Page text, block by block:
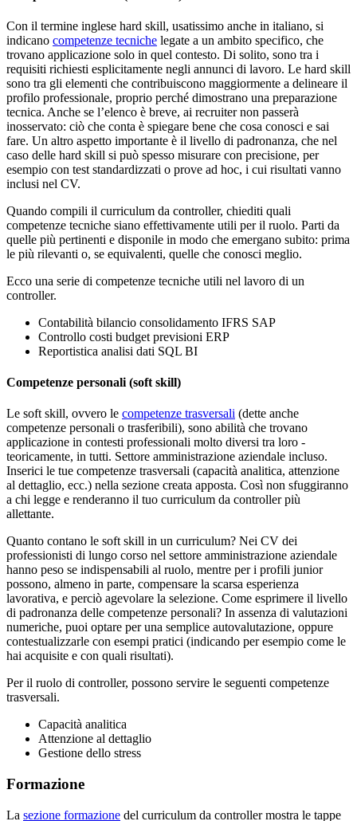
Con il termine inglese hard skill, usatissimo anche in italiano, si
indicano competenze tecniche legate a un ambito specifico, che
trovano applicazione solo in quel contesto. Di solito, sono tra i
requisiti richiesti esplicitamente negli annunci di lavoro. Le hard skill
sono tra gli elementi che contribuiscono maggiormente a delineare il
profilo professionale, proprio perché dimostrano una preparazione
tecnica. Anche se l’elenco è breve, ai recruiter non passerà
inosservato: ciò che conta è spiegare bene che cosa conosci e sai
fare. Un altro aspetto importante è il livello di padronanza, che nel
caso delle hard skill si può spesso misurare con precisione, per
esempio con test standardizzati o prove ad hoc, i cui risultati vanno
inclusi nel CV.
Quando compili il curriculum da controller, chiediti quali
competenze tecniche siano effettivamente utili per il ruolo. Parti da
quelle più pertinenti e disponile in modo che emergano subito: prima
le più rilevanti o, se equivalenti, quelle che conosci meglio.
Ecco una serie di competenze tecniche utili nel lavoro di un
controller.
Contabilità bilancio consolidamento IFRS SAP
Controllo costi budget previsioni ERP
Reportistica analisi dati SQL BI
Competenze personali (soft skill)
Le soft skill, ovvero le competenze trasversali (dette anche
competenze personali o trasferibili), sono abilità che trovano
applicazione in contesti professionali molto diversi tra loro -
teoricamente, in tutti. Settore amministrazione aziendale incluso.
Inserici le tue competenze trasversali (capacità analitica, attenzione
al dettaglio, ecc.) nella sezione creata apposta. Così non sfuggiranno
a chi legge e renderanno il tuo curriculum da controller più
allettante.
Quanto contano le soft skill in un curriculum? Nei CV dei
professionisti di lungo corso nel settore amministrazione aziendale
hanno peso se indispensabili al ruolo, mentre per i profili junior
possono, almeno in parte, compensare la scarsa esperienza
lavorativa, e perciò agevolare la selezione. Come esprimere il livello
di padronanza delle competenze personali? In assenza di valutazioni
numeriche, puoi optare per una semplice autovalutazione, oppure
contestualizzarle con esempi pratici (indicando per esempio come le
hai acquisite e con quali risultati).
Per il ruolo di controller, possono servire le seguenti competenze
trasversali.
Capacità analitica
Attenzione al dettaglio
Gestione dello stress
Formazione
La sezione formazione del curriculum da controller mostra le tappe